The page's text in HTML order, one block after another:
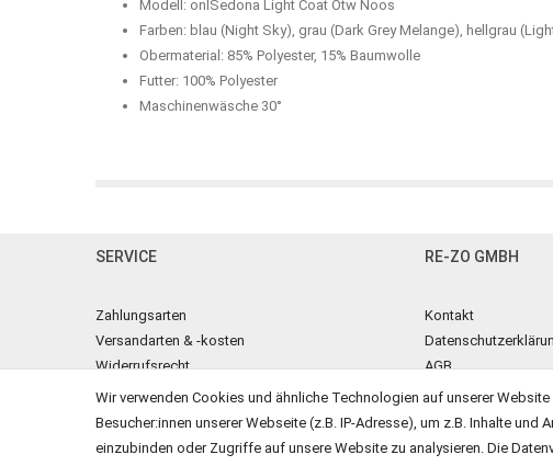
Modell: onlSedona Light Coat Otw Noos
Farben: blau (Night Sky), grau (Dark Grey Melange), hellgrau
Obermaterial: 85% Polyester, 15% Baumwolle
Futter: 100% Polyester
Maschinenwäsche 30°
SERVICE
Zahlungsarten
Versandarten & -kosten
Widerrufsrecht
Warenkorb
Zur Kasse
Hilfe
RE-ZO GMBH
Kontakt
AGB
Impressum
Wir verwenden Cookies und ähnliche Technologien auf unserer
Besucher:innen unserer Webseite (z.B. IP-Adresse), um z.B. Inhalte
einzubinden oder Zugriffe auf unsere Website zu analysieren. Die